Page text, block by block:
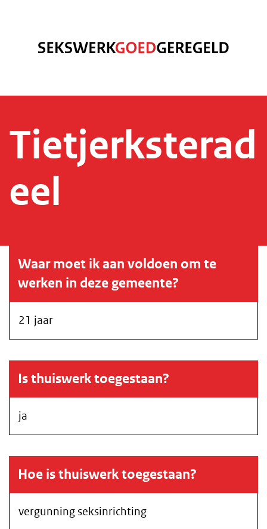
Tietjerksterad
eel
Waar moet ik aan voldoen om te
werken in deze gemeente?
21 jaar
Is thuiswerk toegestaan?
ja
Hoe is thuiswerk toegestaan?
vergunning seksinrichting